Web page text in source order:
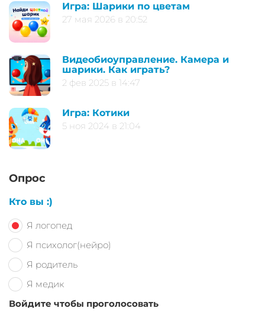
Игра: Шарики по цветам
27 мая 2026 в 20:52
Видеобиоуправление. Камера и
шарики. Как играть?
2 фев 2025 в 14:47
Игра: Котики
5 ноя 2024 в 21:04
Опрос
Кто вы :)
Я логопед
Я психолог(нейро)
Я родитель
Я медик
Войдите чтобы проголосовать